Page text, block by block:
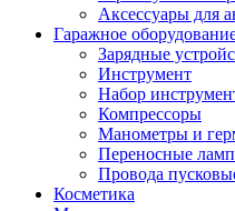
Аксессуары для
Гаражное
Зарядные
Инструмент
Набор
Компрессоры
Манометры и
Переносные
Провода
Косметика